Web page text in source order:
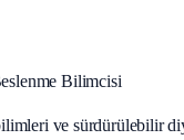
Bilimcisi
ve sürdürülebilir